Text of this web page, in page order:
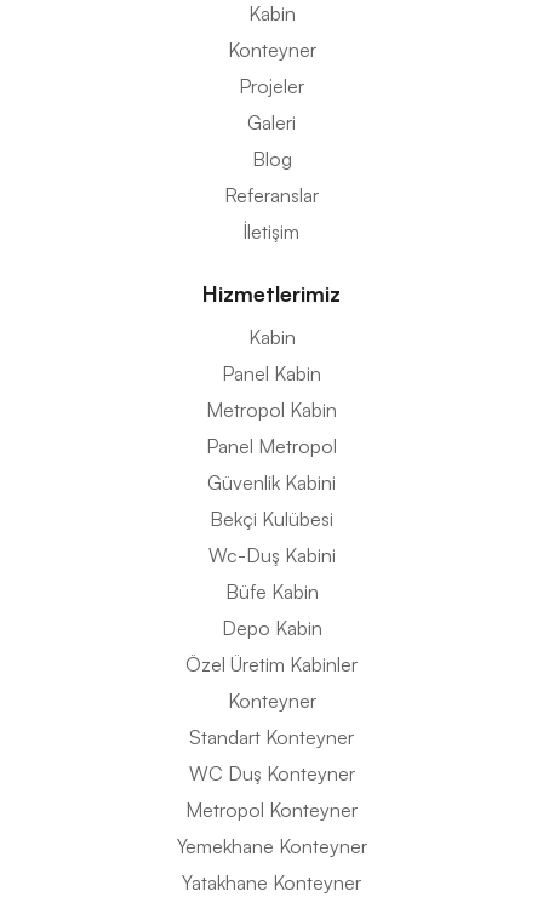
Kabin
Konteyner
Projeler
Galeri
Blog
Referanslar
İletişim
Hizmetlerimiz
Kabin
Panel Kabin
Metropol Kabin
Panel Metropol
Güvenlik Kabini
Bekçi Kulübesi
Wc-Duş Kabini
Büfe Kabin
Depo Kabin
Özel Üretim Kabinler
Konteyner
Standart Konteyner
WC Duş Konteyner
Metropol Konteyner
Yemekhane Konteyner
Yatakhane Konteyner